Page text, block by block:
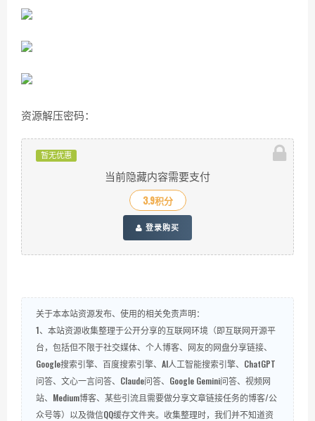
资源解压密码：
暂无优惠
当前隐藏内容需要支付
3.9积分
登录购买
关于本本站资源发布、使用的相关免责声明：
1、本站资源收集整理于公开分享的互联网环境（即互联网开源平
台，包括但不限于社交媒体、个人博客、网友的网盘分享链接、
Google搜索引擎、百度搜索引擎、AI人工智能搜索引擎、ChatGPT
问答、文心一言问答、Claude问答、Google Gemini问答、视频网
站、Medium博客、某些引流且需要做分享文章链接任务的博客/公
众号等）以及微信QQ缓存文件夹。收集整理时，我们并不知道资